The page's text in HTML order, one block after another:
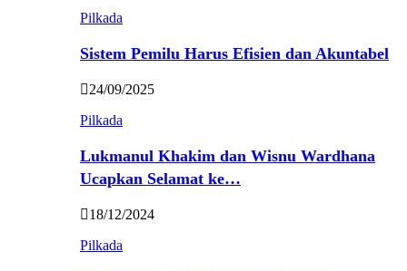
Pilkada
Sistem Pemilu Harus Efisien dan Akuntabel
24/09/2025
Pilkada
Lukmanul Khakim dan Wisnu Wardhana
Ucapkan Selamat ke…
18/12/2024
Pilkada